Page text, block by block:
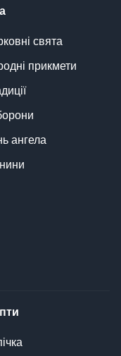
свята
прикмети
ангела